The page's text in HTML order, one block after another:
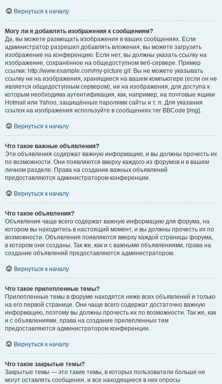
Вернуться к началу
Могу ли я добавлять изображения к сообщениям?
Да, вы можете размещать изображения в ваших сообщениях. Если
администратор разрешил добавлять вложения, вы можете загрузить
изображение на конференцию. Если нет, вы должны указать ссылку на
изображение, сохранённое на общедоступном веб-сервере. Пример
ссылки: http://www.example.com/my-picture.gif. Вы не можете указывать
ссылку ни на изображения, хранящиеся на вашем компьютере (если он не
является общедоступным сервером), ни на изображения, для доступа к
которым необходима аутентификация, как, например, на почтовые ящики
Hotmail или Yahoo, защищённые паролями сайты и т. п. Для указания
ссылок на изображения используйте в сообщениях тег BBCode [img].
Вернуться к началу
Что такое важные объявления?
Эти объявления содержат важную информацию, и вы должны прочесть их
по возможности. Они появляются вверху каждого из форумов и в вашем
личном разделе. Права на создание важных объявлений
предоставляются администратором конференции.
Вернуться к началу
Что такое объявления?
Объявления чаще всего содержат важную информацию для форума, на
котором вы находитесь в настоящий момент, и вы должны прочесть их по
возможности. Объявления появляются вверху каждой страницы форума,
в котором они созданы. Так же, как и с важными объявлениями, права на
создание объявлений предоставляются администратором.
Вернуться к началу
Что такое прилепленные темы?
Прилепленные темы в форуме находятся ниже всех объявлений и только
на его первой странице. Они чаще всего содержат достаточно важную
информацию, поэтому вы должны прочесть их по возможности. Так же, как
и с объявлениями, права на создание прилепленных тем
предоставляются администратором конференции.
Вернуться к началу
Что такое закрытые темы?
Закрытые темы — это такие темы, в которых пользователи больше не
могут оставлять сообщения, и все находящиеся в них опросы